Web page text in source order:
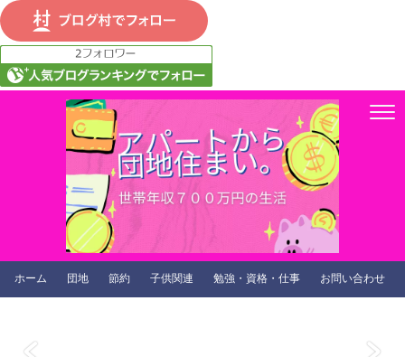
ホーム 団地 節約 子供関連 勉強・資格・仕事 お問い合わせ